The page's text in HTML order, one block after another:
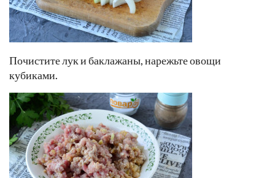
Почистите лук и баклажаны, нарежьте овощи
кубиками.